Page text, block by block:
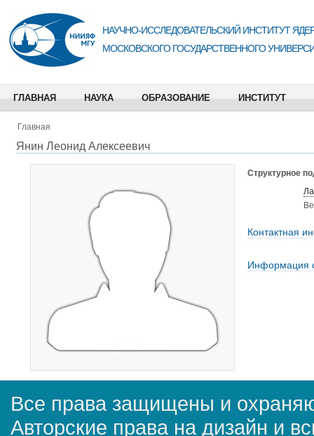
НАУЧНО-ИССЛЕДОВАТЕЛЬСКИЙ ИНСТИТУТ
МОСКОВСКОГО ГОСУДАРСТВЕННОГО
ГЛАВНАЯ НАУКА ОБРАЗОВАНИЕ ИНСТИТУТ
Главная
Янин Леонид Алексеевич
Структурное
Контактная
Информация
Все права защищены и
Авторские права на дизайн и